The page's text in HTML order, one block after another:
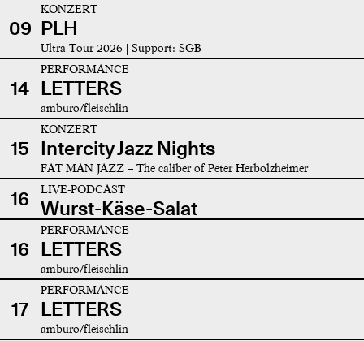
09
KONZERT
PLH
Ultra Tour 2026 | Support: SGB
14
PERFORMANCE
LETTERS
amburo/fleischlin
15
KONZERT
Intercity Jazz Nights
FAT MAN JAZZ – The caliber of Peter Herbolzheimer
16 LIVE-PODCAST
Wurst-Käse-Salat
16
PERFORMANCE
LETTERS
amburo/fleischlin
17
PERFORMANCE
LETTERS
amburo/fleischlin